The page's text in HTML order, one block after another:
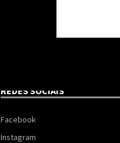
REDES SOCIAIS
Facebook
Instagram